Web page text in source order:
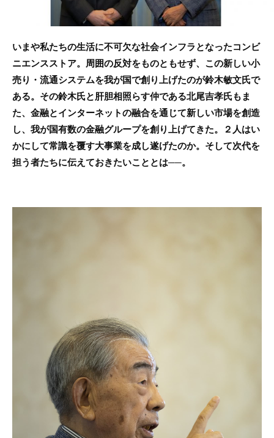
いまや私たちの生活に不可欠な社会インフラとなったコンビ
ニエンスストア。周囲の反対をものともせず、この新しい小
売り・流通システムを我が国で創り上げたのが鈴木敏文氏で
ある。その鈴木氏と肝胆相照らす仲である北尾吉孝氏もま
た、金融とインターネットの融合を通じて新しい市場を創造
し、我が国有数の金融グループを創り上げてきた。２人はい
かにして常識を覆す大事業を成し遂げたのか。そして次代を
担う者たちに伝えておきたいこととは──。